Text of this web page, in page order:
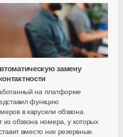
замену
на платформе
функцию
в карусели обзвона.
из обзвона номера, у которых
вместо них резервные.